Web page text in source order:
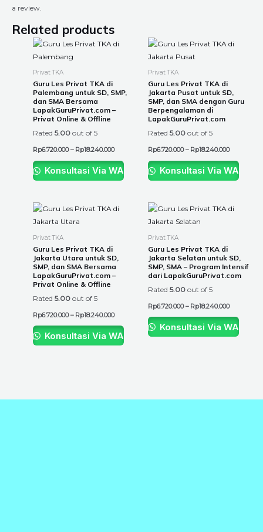
a review.
Related products
Privat TKA
Guru Les Privat TKA di
Palembang untuk SD, SMP,
dan SMA Bersama
LapakGuruPrivat.com –
Privat Online & Offline
Rated 5.00 out of 5
Rp6.720.000 – Rp18.240.000
Price
range:
Rp6.720.000
Rp18.240.000
This
variants.
be
chosen
on
page
Konsultasi Via WA
Privat TKA
Guru Les Privat TKA di
Jakarta Pusat untuk SD,
SMP, dan SMA dengan Guru
Berpengalaman di
LapakGuruPrivat.com
Rated 5.00 out of 5
Rp6.720.000 – Rp18.240.000
Price
range:
This
variants.
be
chosen
on
page
Konsultasi Via WA
Privat TKA
Guru Les Privat TKA di
Jakarta Utara untuk SD,
SMP, dan SMA Bersama
LapakGuruPrivat.com –
Privat Online & Offline
Rated 5.00 out of 5
Rp6.720.000 – Rp18.240.000
Price
Rp6.720.000
Rp18.240.000
This
variants.
be
chosen
on
Konsultasi Via WA
Privat TKA
Guru Les Privat TKA di
Jakarta Selatan untuk SD,
SMP, SMA – Program Intensif
dari LapakGuruPrivat.com
Rated 5.00 out of 5
Rp6.720.000 – Rp18.240.000
Price
This
variants.
The
chosen
on
Konsultasi Via WA